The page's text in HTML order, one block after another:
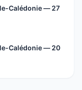
Calédonie — 27
Calédonie — 20